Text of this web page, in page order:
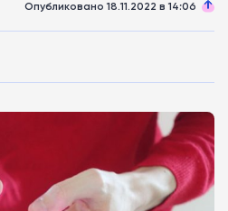
Опубликовано 18.11.2022 в 14:06